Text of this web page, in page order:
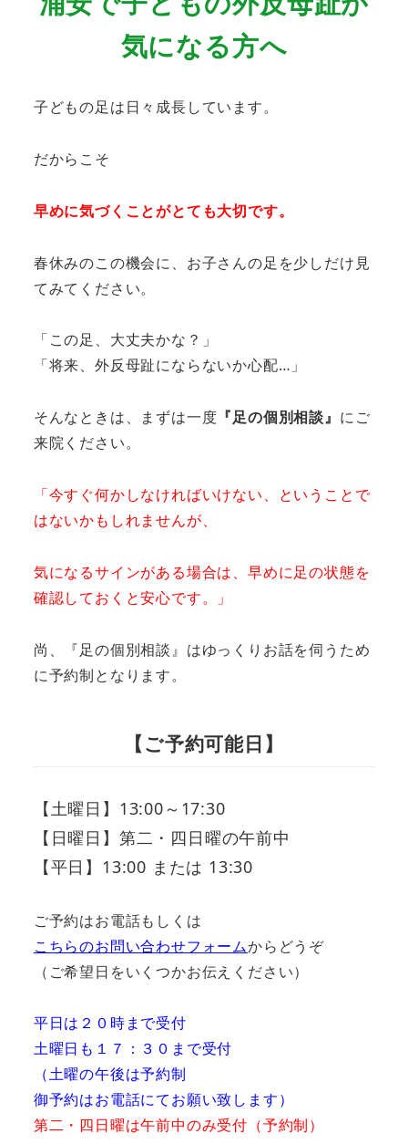
気になる方へ
子どもの足は日々成長しています。
だからこそ
早めに気づくことがとても大切です。
春休みのこの機会に、お子さんの足を少しだけ見
てみてください。
「この足、大丈夫かな？」
「将来、外反母趾にならないか心配…」
そんなときは、まずは一度 『足の個別相談』 にご
来院ください。
「今すぐ何かしなければいけない、ということで
はないかもしれませんが、
気になるサインがある場合は、早めに足の状態を
確認しておくと安心です。」
尚、『足の個別相談』はゆっくりお話を伺うため
に予約制となります。
【ご予約可能日】
【土曜日】13:00～17:30
【日曜日】第二・四日曜の午前中
【平日】13:00 または 13:30
ご予約はお電話もしくは
こちらのお問い合わせフォームからどうぞ
（ご希望日をいくつかお伝えください）
平日は２０時まで受付
土曜日も１７：３０まで受付
（土曜の午後は予約制
御予約はお電話にてお願い致します）
第二・四日曜は午前中のみ受付（予約制）